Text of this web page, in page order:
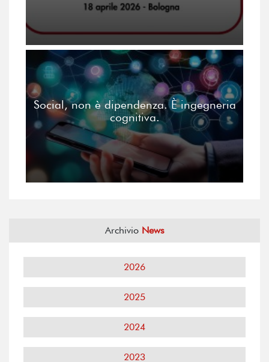
Social, non è dipendenza. È ingegneria
cognitiva.
Archivio News
2026
2025
2024
2023